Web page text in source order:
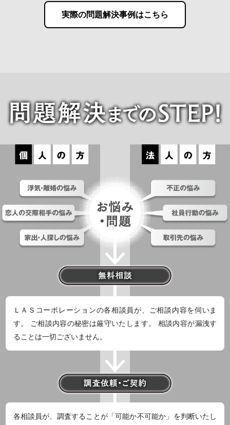
実際の問題解決事例はこちら
ＬＡＳコーポレーションの各相談員が、ご相談内容を伺いま
す。 ご相談内容の秘密は厳守いたします。 相談内容が漏洩す
ることは一切ございません。
各相談員が、調査することが「可能か不可能か」を判断いたし